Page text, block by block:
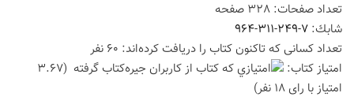
تعداد صفحات: 328 صفحه
شابك: 964-311-249-7
تعداد كسانی كه تاكنون كتاب را دریافت كرده‌اند: 60 نفر
امتیاز كتاب:
(3.67
امتیاز با رای 18 نفر)